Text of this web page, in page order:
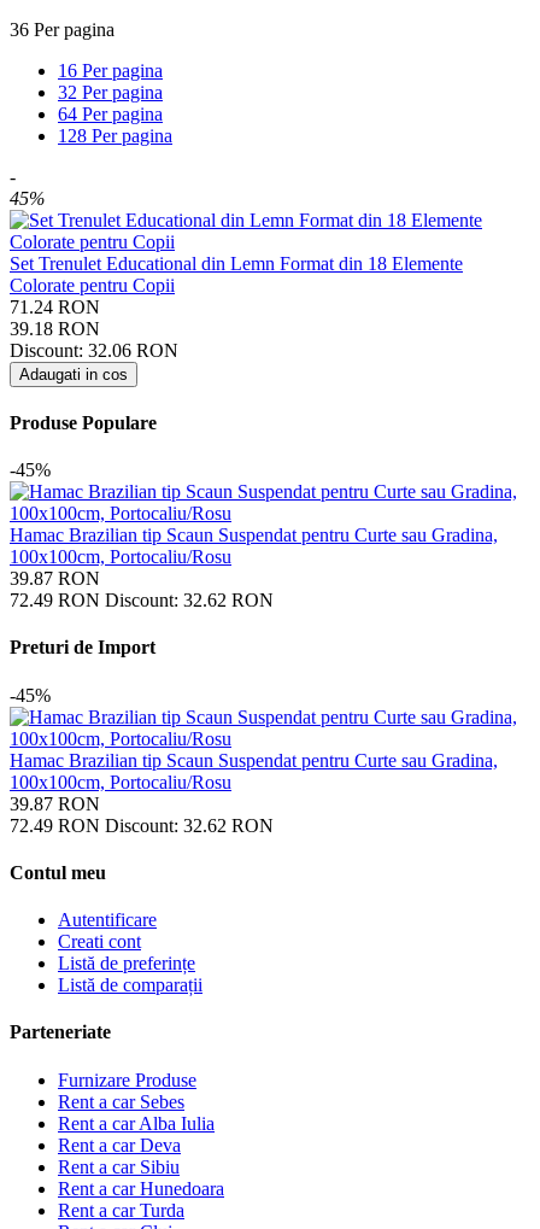
36 Per pagina
16 Per pagina
32 Per pagina
64 Per pagina
128 Per pagina
-
45%
Set Trenulet Educational din Lemn Format din 18 Elemente
Colorate pentru Copii
71.24 RON
39.18 RON
Discount: 32.06 RON
Adaugati in cos
Produse Populare
-45%
Hamac Brazilian tip Scaun Suspendat pentru Curte sau Gradina,
100x100cm, Portocaliu/Rosu
39.87 RON
72.49 RON Discount: 32.62 RON
Preturi de Import
-45%
Hamac Brazilian tip Scaun Suspendat pentru Curte sau Gradina,
100x100cm, Portocaliu/Rosu
39.87 RON
72.49 RON Discount: 32.62 RON
Contul meu
Autentificare
Creati cont
Listă de preferințe
Listă de comparații
Parteneriate
Furnizare Produse
Rent a car Sebes
Rent a car Alba Iulia
Rent a car Deva
Rent a car Sibiu
Rent a car Hunedoara
Rent a car Turda